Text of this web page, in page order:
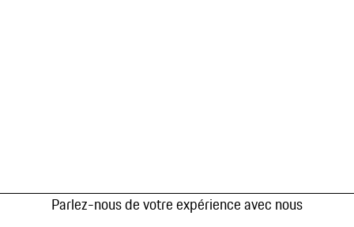
Parlez-nous de votre expérience avec nous